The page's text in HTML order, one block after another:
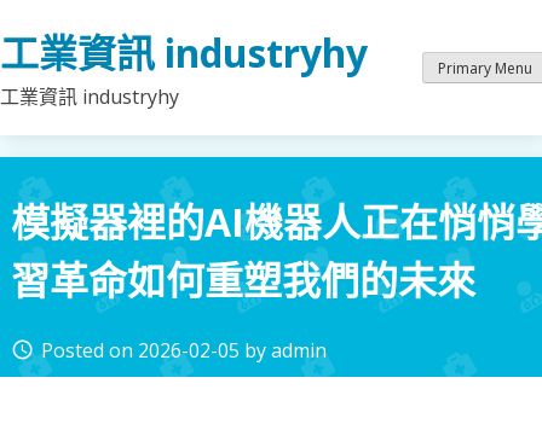
to
content
工業資訊 industryhy
工業資訊 industryhy
Primary Menu
模擬器裡的AI機器人正在悄悄
習革命如何重塑我們的未來
access_time Posted on 2026-02-05 byadmin